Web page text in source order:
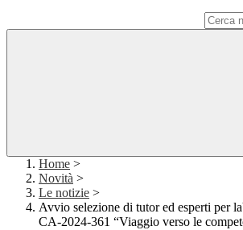
Home >
Novità >
Le notizie >
Avvio selezione di tutor ed esperti per
CA-2024-361 “Viaggio verso le